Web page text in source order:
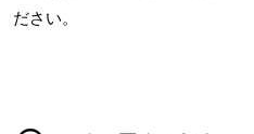
ださい。